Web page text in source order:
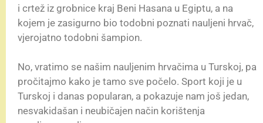
i crtež iz grobnice kraj Beni Hasana u Egiptu, a na
kojem je zasigurno bio todobni poznati nauljeni hrvač,
vjerojatno todobni šampion.
No, vratimo se našim nauljenim hrvačima u Turskoj, pa
pročitajmo kako je tamo sve počelo. Sport koji je u
Turskoj i danas popularan, a pokazuje nam još jedan,
nesvakidašan i neubičajen način korištenja